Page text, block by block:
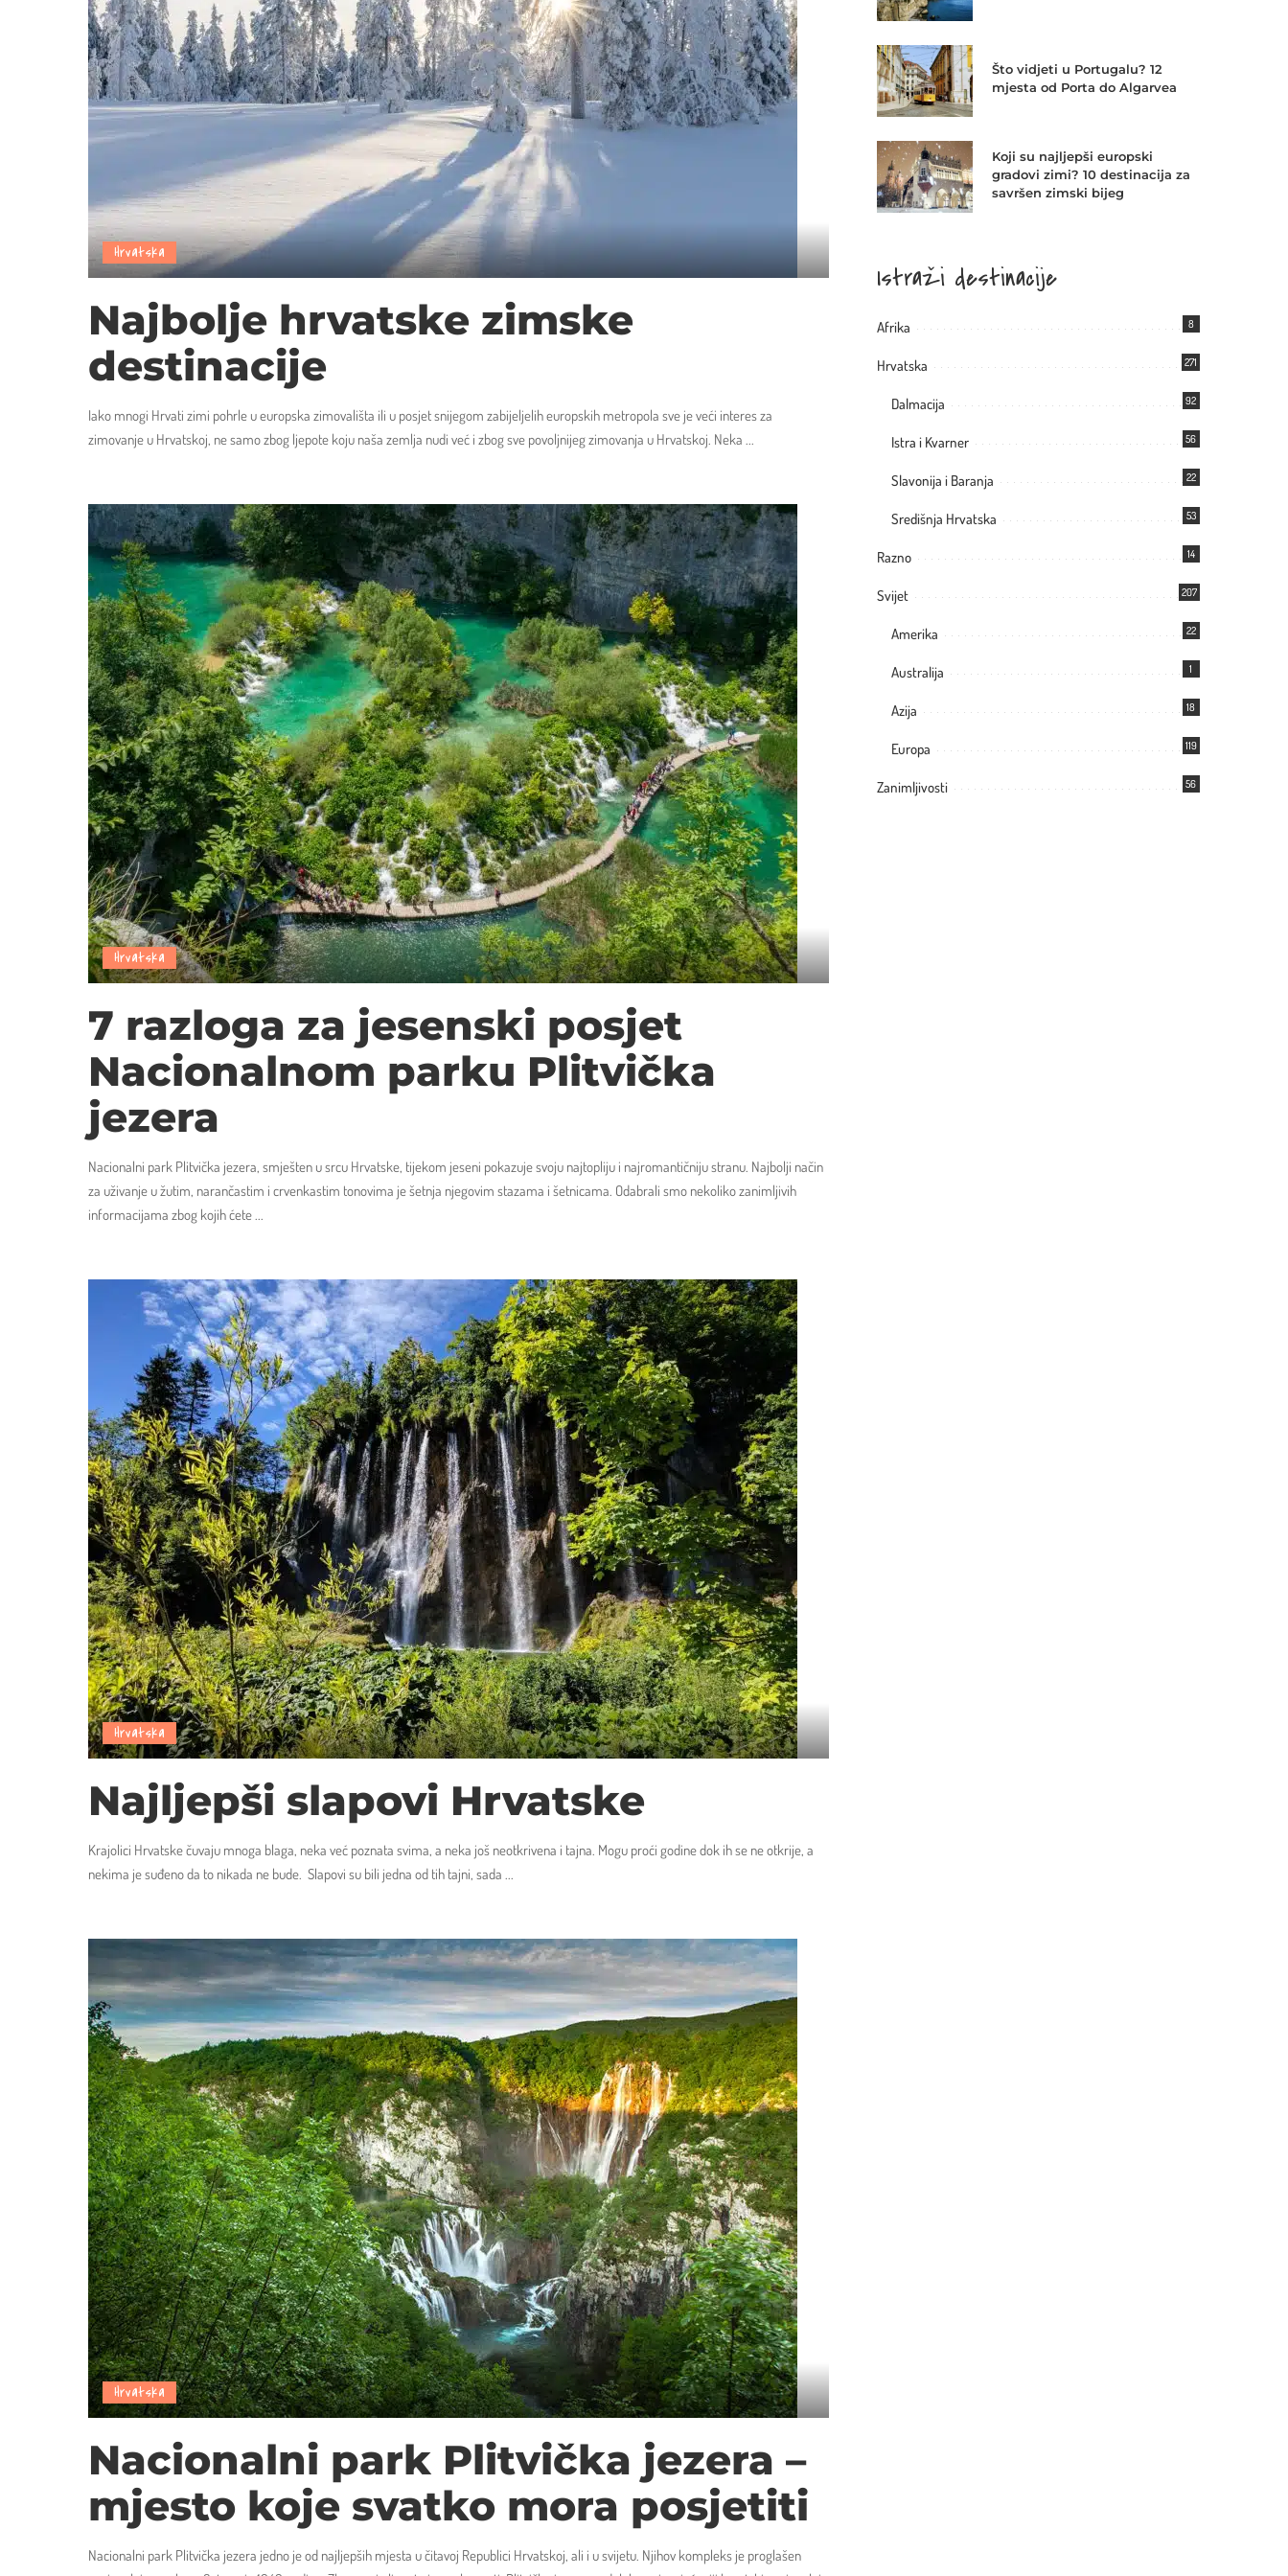
Hrvatska
Najbolje hrvatske zimske
destinacije
Iako mnogi Hrvati zimi pohrle u europska zimovališta ili u posjet snijegom zabijeljelih europskih metropola sve je veći interes za
zimovanje u Hrvatskoj, ne samo zbog ljepote koju naša zemlja nudi već i zbog sve povoljnijeg zimovanja u Hrvatskoj. Neka ...
Hrvatska
7 razloga za jesenski posjet
Nacionalnom parku Plitvička
jezera
Nacionalni park Plitvička jezera, smješten u srcu Hrvatske, tijekom jeseni pokazuje svoju najtopliju i najromantičniju stranu. Najbolji način
za uživanje u žutim, narančastim i crvenkastim tonovima je šetnja njegovim stazama i šetnicama. Odabrali smo nekoliko zanimljivih
informacijama zbog kojih ćete...
Hrvatska
Najljepši slapovi Hrvatske
Krajolici Hrvatske čuvaju mnoga blaga, neka već poznata svima, a neka još neotkrivena i tajna. Mogu proći godine dok ih se ne otkrije, a
nekima je suđeno da to nikada ne bude. Slapovi su bili jedna od tih tajni, sada ...
Hrvatska
Nacionalni park Plitvička jezera –
mjesto koje svatko mora posjetiti
Nacionalni park Plitvička jezera jedno je od najljepših mjesta u čitavoj Republici Hrvatskoj, ali i u svijetu. Njihov kompleks je proglašen
Što vidjeti u Portugalu? 12
mjesta od Porta do Algarvea
Koji su najljepši europski
gradovi zimi? 10 destinacija za
savršen zimski bijeg
Istraži destinacije
Afrika 8
Hrvatska 271
Dalmacija 92
Istra i Kvarner 56
Slavonija i Baranja 22
Središnja Hrvatska 53
Razno 14
Svijet 207
Amerika 22
Australija 1
Azija 18
Europa 119
Zanimljivosti 56